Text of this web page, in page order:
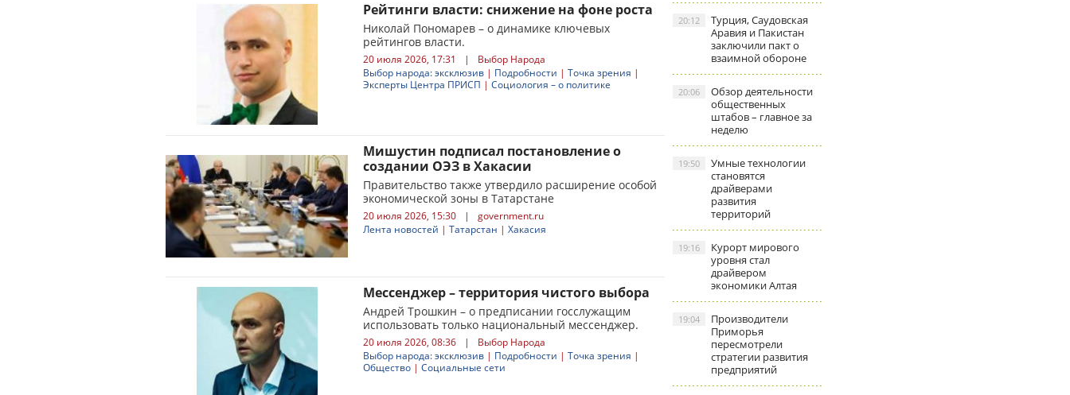
Рейтинги власти: снижение на фоне роста
Николай Пономарев – о динамике ключевых
рейтингов власти.
20 июля 2026, 17:31 |
Выбор Народа
Выбор народа: эксклюзив | Подробности | Точка зрения |
Эксперты Центра ПРИСП | Социология – о политике
Мишустин подписал постановление о
создании ОЭЗ в Хакасии
Правительство также утвердило расширение особой
экономической зоны в Татарстане
20 июля 2026, 15:30 |
government.ru
Лента новостей | Татарстан | Хакасия
Мессенджер – территория чистого выбора
Андрей Трошкин – о предписании госслужащим
использовать только национальный мессенджер.
20 июля 2026, 08:36 |
Выбор Народа
Выбор народа: эксклюзив | Подробности | Точка зрения |
Общество | Социальные сети
Турция, Саудовская
Аравия и Пакистан
заключили пакт о
взаимной обороне
20:12
Обзор деятельности
общественных
штабов – главное за
неделю
20:06
Умные технологии
становятся
драйверами
развития
территорий
19:50
Курорт мирового
уровня стал
драйвером
экономики Алтая
19:16
Производители
Приморья
пересмотрели
стратегии развития
предприятий
19:04